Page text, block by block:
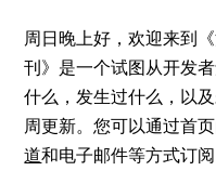
周日晚上好，欢迎来到
刊》是一个试图从开发
什么，发生过什么，以
周更新。您可以通过首
道和电子邮件等方式订